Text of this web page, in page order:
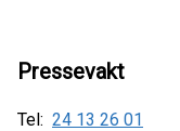
Pressevakt
Tel: 24 13 26 01